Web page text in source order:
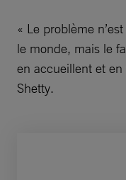
« Le problème
le monde, mais le
en accueillent et
Shetty.